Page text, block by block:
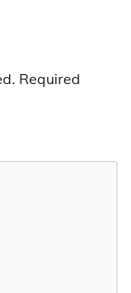
Required